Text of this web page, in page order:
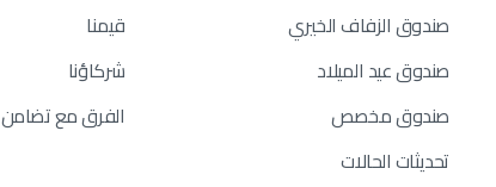
صندوق الزفاف الخيري
صندوق عيد الميلاد
صندوق مخصص
تحديثات الحالات
قيمنا
شركاؤنا
الفرق مع تضامن